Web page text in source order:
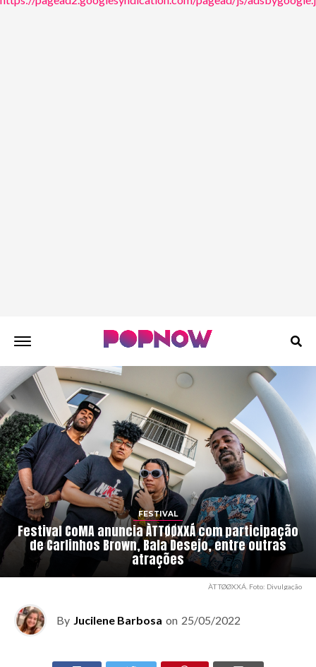
FESTIVAL
Festival CoMA anuncia ÀTTØØXXÁ com participação
de Carlinhos Brown, Bala Desejo, entre outras
atrações
ÀTTØØXXÁ. Foto: Divulgação
By Jucilene Barbosa on 25/05/2022